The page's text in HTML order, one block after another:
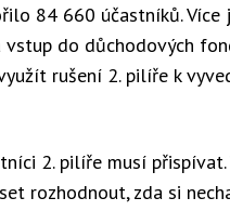
84 660 účastníků. Více
vstup do důchodových
rušení 2. pilíře k
2. pilíře musí
rozhodnout, zda si